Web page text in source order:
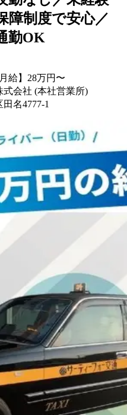
障制度で安心／
勤OK
給】28万円〜
会社 (本社営業所)
名4777-1